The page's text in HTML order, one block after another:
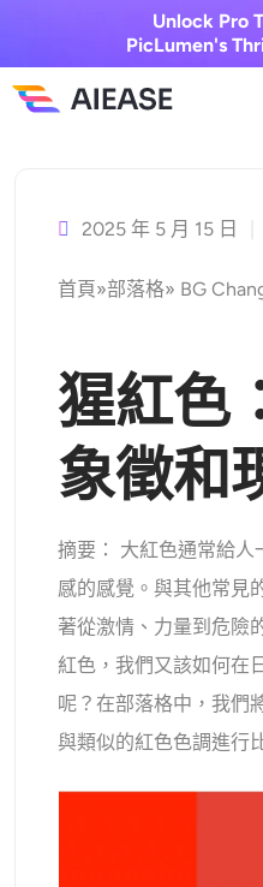
Unlock Pro
PicLumen's
AI視頻
文字轉視頻
視頻效果
AI親吻生成器
AI擁抱生成器
AI舞蹈生成器
視覺特效
AI圖像
文字轉圖片
支援的人工智慧模型
Seedream 5.0 專業版
納米香蕉 通量 Kontext
相片編輯與創作工具
物件移除器
浮水印去除器
2025 年 5 月 15 日
首頁»部落格» BG
猩紅色
象徵和
摘要： 大紅色通常給
感的感覺。與其他常見
著從激情、力量到危險
紅色，我們又該如何在
呢？在部落格中，我們
與類似的紅色色調進行